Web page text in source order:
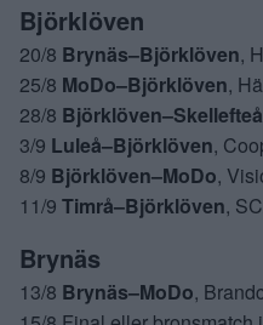
Björklöven
20/8 Brynäs–Björklöven,
25/8 MoDo–Björklöven,
28/8 Björklöven–Skellefteå
3/9 Luleå–Björklöven,
8/9 Björklöven–MoDo,
11/9 Timrå–Björklöven,
Brynäs
13/8 Brynäs–MoDo,